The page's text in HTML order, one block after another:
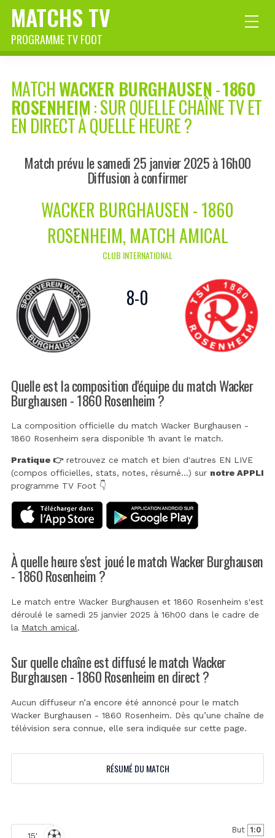
MATCHS TV
PROGRAMME TV FOOT
MATCHWACKER BURGHAUSEN-1860
ROSENHEIM: SUR QUELLE CHAÎNE TV ET
EN DIRECT À QUELLE HEURE ?
Match prévu le samedi 25 janvier 2025 à 16h00
Diffusion à confirmer
WACKER BURGHAUSEN - 1860
ROSENHEIM, MATCH AMICAL
CLUB INTERNATIONAL
8-0
Quelle est la composition d'équipe du match Wacker
Burghausen - 1860 Rosenheim ?
La composition officielle du match Wacker Burghausen -
1860 Rosenheim sera disponible 1h avant le match.
Pratique 👉retrouvez ce match et bien d'autres EN LIVE
(compos officielles, stats, notes, résumé...) sur notre APPLI
programme TV Foot 👇
À quelle heure s'est joué le match Wacker Burghausen
- 1860 Rosenheim ?
Le match entre Wacker Burghausen et 1860 Rosenheim s'est
déroulé le samedi 25 janvier 2025 à 16h00 dans le cadre de
la Match amical.
Sur quelle chaîne est diffusé le match Wacker
Burghausen - 1860 Rosenheim en direct ?
Aucun diffuseur n’a encore été annoncé pour le match
Wacker Burghausen - 1860 Rosenheim. Dès qu’une chaîne de
télévision sera connue, elle sera indiquée sur cette page.
RÉSUMÉ DU MATCH
15'
But 1:0